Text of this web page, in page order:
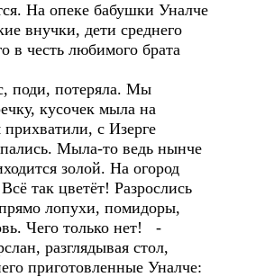
На опеке бабушки Уналче
внучки, дети среднего
в честь любимого брата
поди, потеряла. Мы
кусочек мыла на
прихватили, с Изерге
Мыла-то ведь нынче
золой. На огород
так цветёт! Разрослись
лопухи, помидоры,
Чего только нет! -
разглядывая стол,
приготовленные Уналче: